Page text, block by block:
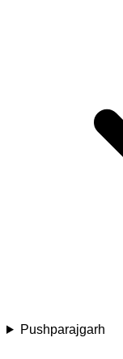
Pushparajgarh